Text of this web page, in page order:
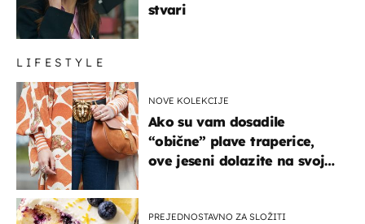
stvari
LIFESTYLE
NOVE KOLEKCIJE
Ako su vam dosadile
“obične” plave traperice,
ove jeseni dolazite na svoje
PREJEDNOSTAVNO ZA SLOŽITI